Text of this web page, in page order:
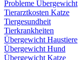
Probleme Übergewicht
Tierarztkosten Katze
Tiergesundheit
Tierkrankheiten
Übergewicht Haustiere
Übergewicht Hund
Übergewicht Katze